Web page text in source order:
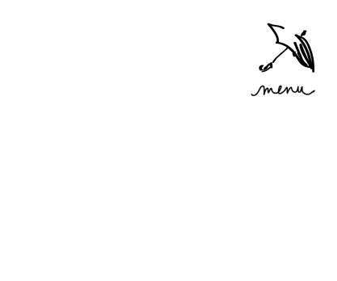
Accéder
au menu